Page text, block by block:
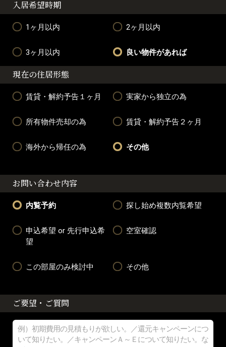
入居希望時期
1ヶ月以内 2ヶ月以内
3ヶ月以内 良い物件があれば
現在の住居形態
賃貸・解約予告１ヶ月 実家から独立の為
所有物件売却の為 賃貸・解約予告２ヶ月
海外から帰任の為 その他
お問い合わせ内容
内覧予約 探し始め複数内覧希望
申込希望 or 先行申込希
望
空室確認
この部屋のみ検討中 その他
ご要望・ご質問